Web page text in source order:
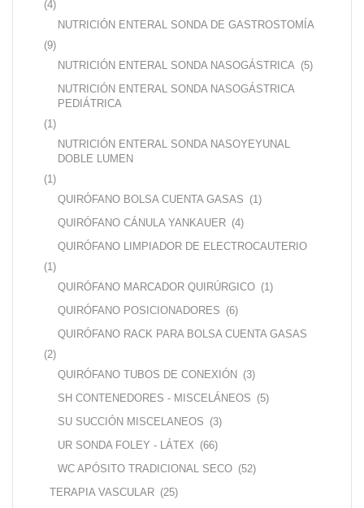
(4)
NUTRICIÓN ENTERAL SONDA DE GASTROSTOMÍA
(9)
NUTRICIÓN ENTERAL SONDA NASOGÁSTRICA (5)
NUTRICIÓN ENTERAL SONDA NASOGÁSTRICA
PEDIÁTRICA
(1)
NUTRICIÓN ENTERAL SONDA NASOYEYUNAL
DOBLE LUMEN
(1)
QUIRÓFANO BOLSA CUENTA GASAS (1)
QUIRÓFANO CÁNULA YANKAUER (4)
QUIRÓFANO LIMPIADOR DE ELECTROCAUTERIO
(1)
QUIRÓFANO MARCADOR QUIRÚRGICO (1)
QUIRÓFANO POSICIONADORES (6)
QUIRÓFANO RACK PARA BOLSA CUENTA GASAS
(2)
QUIRÓFANO TUBOS DE CONEXIÓN (3)
SH CONTENEDORES - MISCELÁNEOS (5)
SU SUCCIÓN MISCELANEOS (3)
UR SONDA FOLEY - LÁTEX (66)
WC APÓSITO TRADICIONAL SECO (52)
TERAPIA VASCULAR (25)